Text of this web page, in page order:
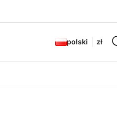
polski zł